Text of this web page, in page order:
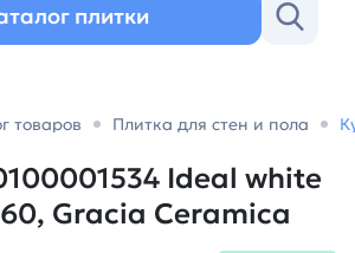
плитки
товаров Плитка для стен и пола
Ideal white
Gracia Ceramica